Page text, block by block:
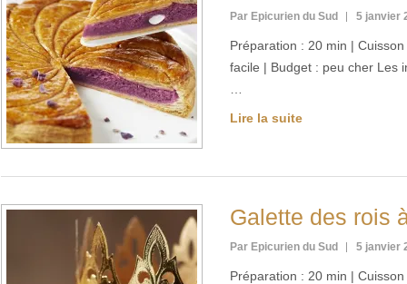
Par Epicurien du Sud 5 janvier
Préparation : 20 min |
facile | Budget : peu cher Les
Lire la suite
Galette des rois
Par Epicurien du Sud 5 janvier
Préparation : 20 min |